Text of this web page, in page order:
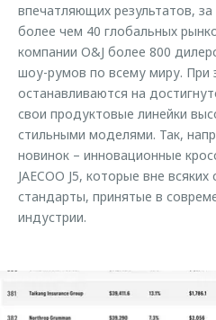
впечатляющих результатов,
более чем 40 глобальных
компании O&J более 800
шоу-румов по всему миру. При
останавливаются на
свои продуктовые линейки
стильными моделями. Так,
новинок – инновационные
JAECOO J5, которые вне
стандарты, принятые в
индустрии.